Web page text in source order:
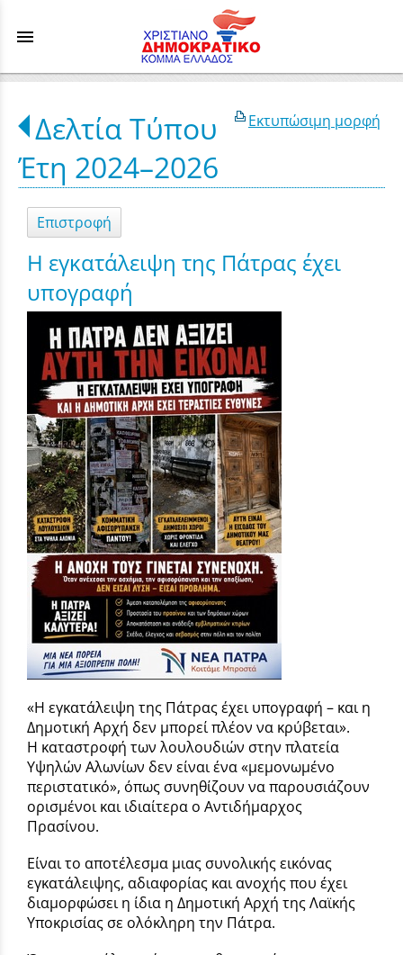
menu
Εκτυπώσιμη μορφή
Δελτία Τύπου
Έτη 2024–2026
Επιστροφή
Η εγκατάλειψη της Πάτρας έχει
υπογραφή
«Η εγκατάλειψη της Πάτρας έχει υπογραφή – και η
Δημοτική Αρχή δεν μπορεί πλέον να κρύβεται».
Η καταστροφή των λουλουδιών στην πλατεία
Υψηλών Αλωνίων δεν είναι ένα «μεμονωμένο
περιστατικό», όπως συνηθίζουν να παρουσιάζουν
ορισμένοι και ιδιαίτερα ο Αντιδήμαρχος
Πρασίνου.
Είναι το αποτέλεσμα μιας συνολικής εικόνας
εγκατάλειψης, αδιαφορίας και ανοχής που έχει
διαμορφώσει η ίδια η Δημοτική Αρχή της Λαϊκής
Υποκρισίας σε ολόκληρη την Πάτρα.